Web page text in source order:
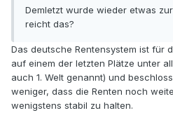
Demletzt wurde wieder etwas
reicht das?
Das deutsche Rentensystem ist für
auf einem der letzten Plätze unter
auch 1. Welt genannt) und
weniger, dass die Renten noch
wenigstens stabil zu halten.